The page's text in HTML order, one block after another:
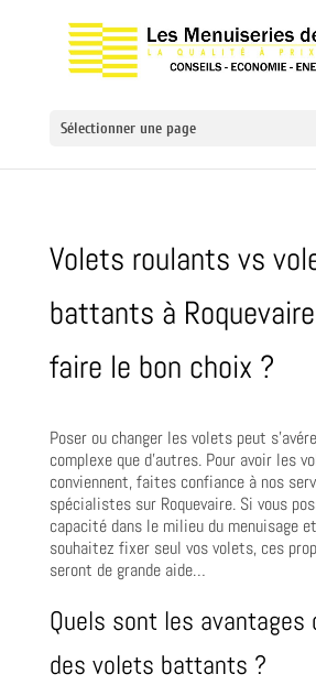
Sélectionner une page
Volets roulants vs
battants à
faire le bon choix ?
Poser ou changer les volets peut
complexe que d’autres. Pour avoir les
conviennent, faites confiance à nos
spécialistes sur Roquevaire. Si vous
capacité dans le milieu du menuisage
souhaitez fixer seul vos volets, ces
seront de grande aide…
Quels sont les avantages
des volets battants ?